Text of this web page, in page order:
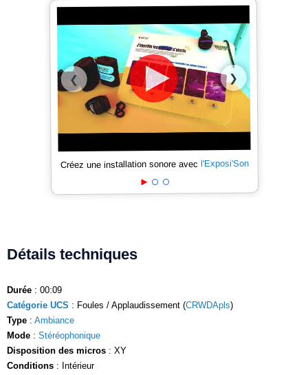
❮ ❯
Créez une installation sonore avec l'Exposi'Son
Détails techniques
Durée : 00:09
Catégorie UCS : Foules / Applaudissement (CRWDApls)
Type : Ambiance
Mode : Stéréophonique
Disposition des micros : XY
Conditions : Intérieur